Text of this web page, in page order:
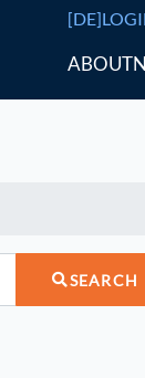
[DE]
ABOUT
SEARCH